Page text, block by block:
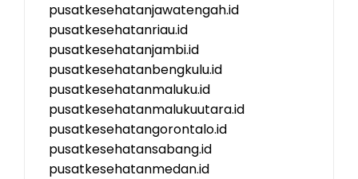
pusatkesehatanjawatengah.id
pusatkesehatanriau.id
pusatkesehatanjambi.id
pusatkesehatanbengkulu.id
pusatkesehatanmaluku.id
pusatkesehatanmalukuutara.id
pusatkesehatangorontalo.id
pusatkesehatansabang.id
pusatkesehatanmedan.id